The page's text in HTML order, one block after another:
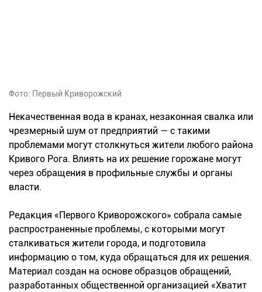
Фото: Первый Криворожский
Некачественная вода в кранах, незаконная свалка или
чрезмерный шум от предприятий — с такими
проблемами могут столкнуться жители любого района
Кривого Рога. Влиять на их решение горожане могут
через обращения в профильные службы и органы
власти.
Редакция «Первого Криворожского» собрала самые
распространенные проблемы, с которыми могут
сталкиваться жители города, и подготовила
информацию о том, куда обращаться для их решения.
Материал создан на основе образцов обращений,
разработанных общественной организацией «Хватит